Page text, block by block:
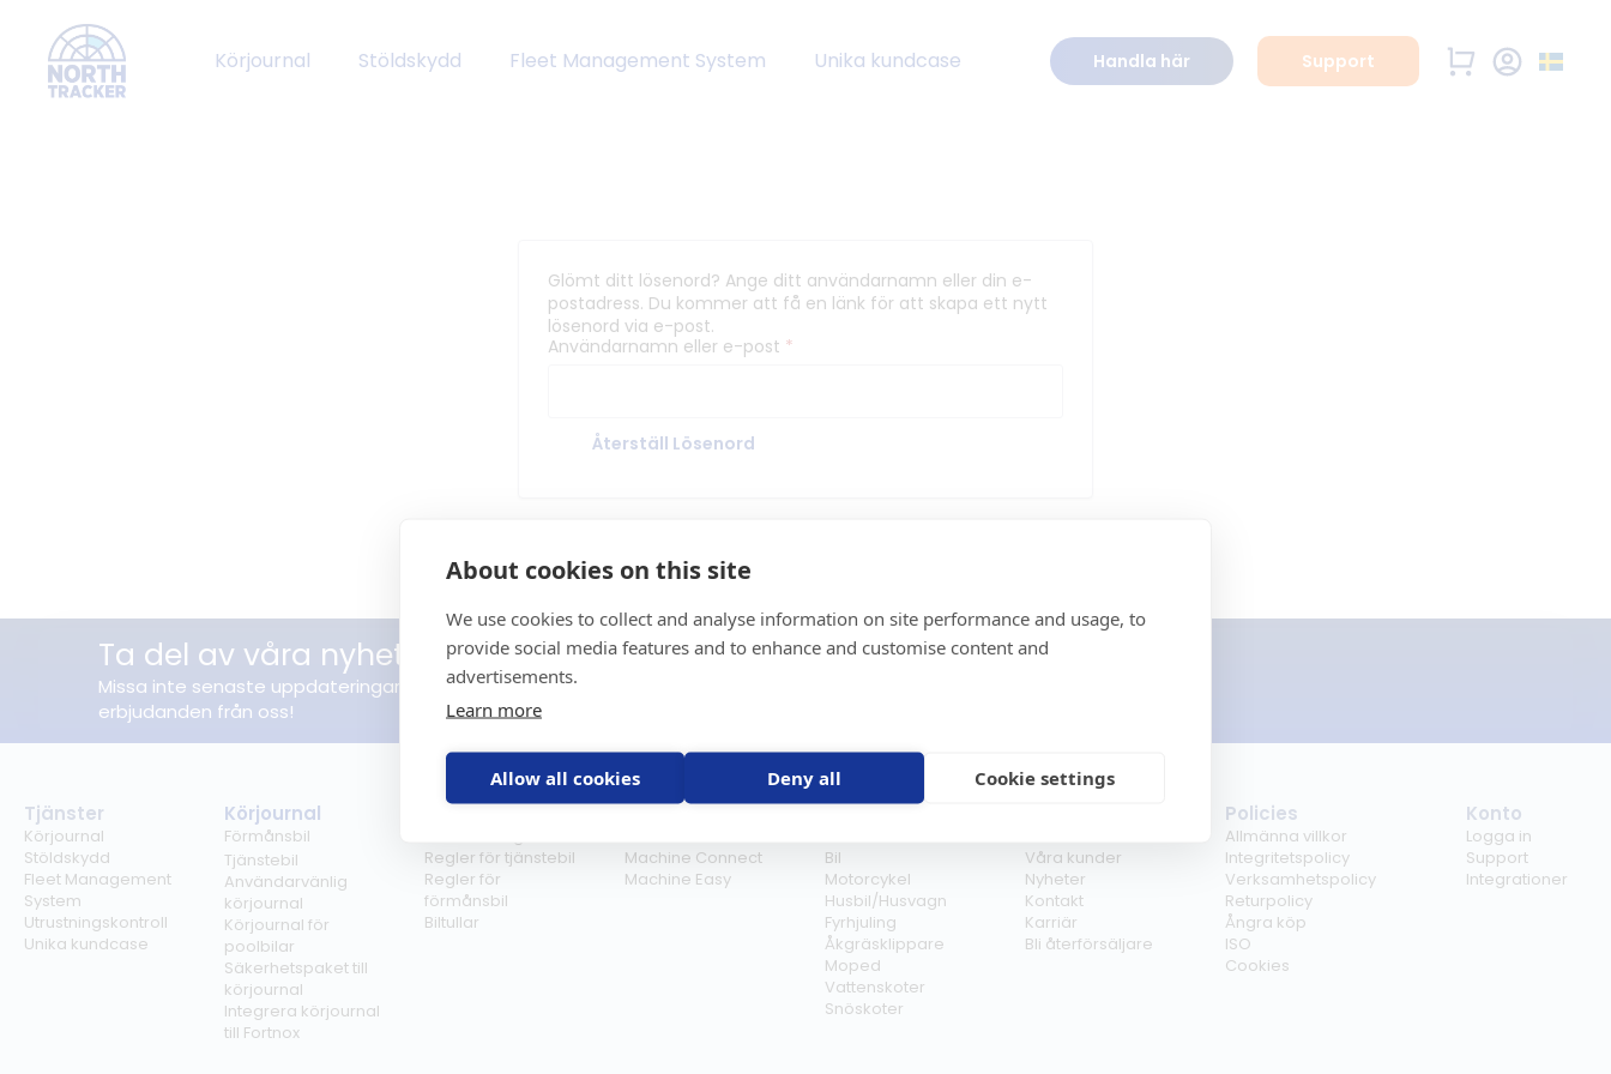
About cookies on this site
We use cookies to collect and analyse information on site performance and usage, to
provide social media features and to enhance and customise content and
advertisements.
Learn more
Allow all cookies Deny all Cookie settings
Körjournal Stöldskydd Fleet Management System Unika kundcase Handla här Support
Glömt ditt lösenord? Ange ditt användarnamn eller din e-
postadress. Du kommer att få en länk för att skapa ett nytt
lösenord via e-post.
Användarnamn eller e-post *
Återställ Lösenord
Ta del av våra nyheter
Missa inte senaste uppdateringar, nyheterna eller
erbjudanden från oss!
Tjänster
Körjournal
Stöldskydd
Fleet Management
System
Utrustningskontroll
Unika kundcase
Körjournal
Förmånsbil
Tjänstebil
Användarvänlig
körjournal
Körjournal för
poolbilar
Säkerhetspaket till
körjournal
Integrera körjournal
till Fortnox
Regler för tjänstebil
Regler för
förmånsbil
Biltullar
Machine Connect
Machine Easy
Bil
Motorcykel
Husbil/Husvagn
Fyrhjuling
Åkgräsklippare
Moped
Vattenskoter
Snöskoter
Våra kunder
Nyheter
Kontakt
Karriär
Bli återförsäljare
Policies
Allmänna villkor
Integritetspolicy
Verksamhetspolicy
Returpolicy
Ångra köp
ISO
Cookies
Konto
Logga in
Support
Integrationer